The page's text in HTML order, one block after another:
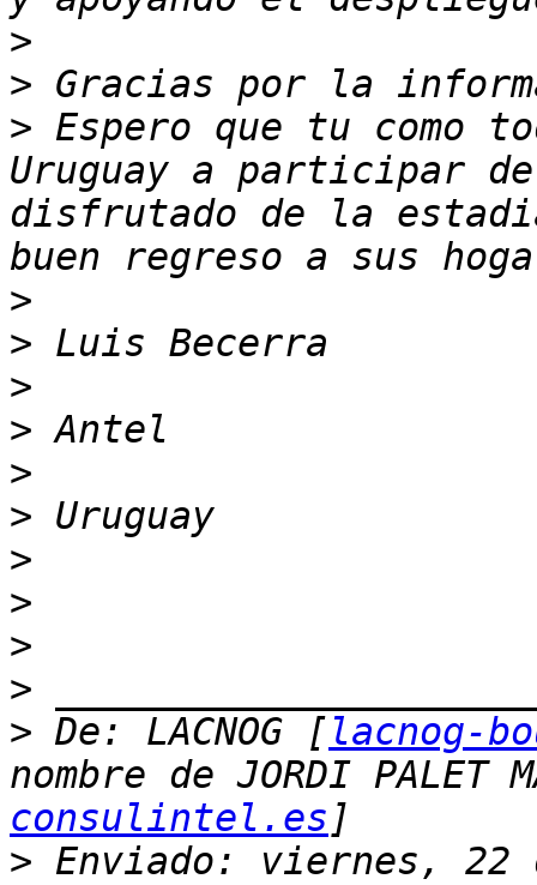
>
>
> Espero que tu como
Uruguay a participar
disfrutado de la
>
>
>
>
>
>
>
>
>
>
> De: LACNOG [lacnog-
nombre de JORDI PALET
consulintel.es
> Enviado: viernes, 22